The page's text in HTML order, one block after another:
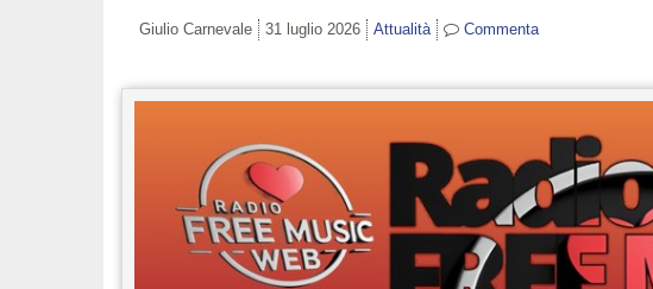
Giulio Carnevale 31 luglio 2026 Attualità Commenta